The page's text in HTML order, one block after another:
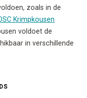
zoals in de
Krimpkousen
voldoet de
in verschillende